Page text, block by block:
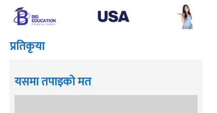
प्रतिकृया
यसमा तपाइको मत